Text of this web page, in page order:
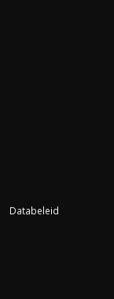
Databeleid